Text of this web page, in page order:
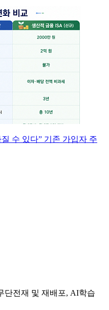
질 수 있다” 기존 가입자 주
전재 및 재배포, AI학습